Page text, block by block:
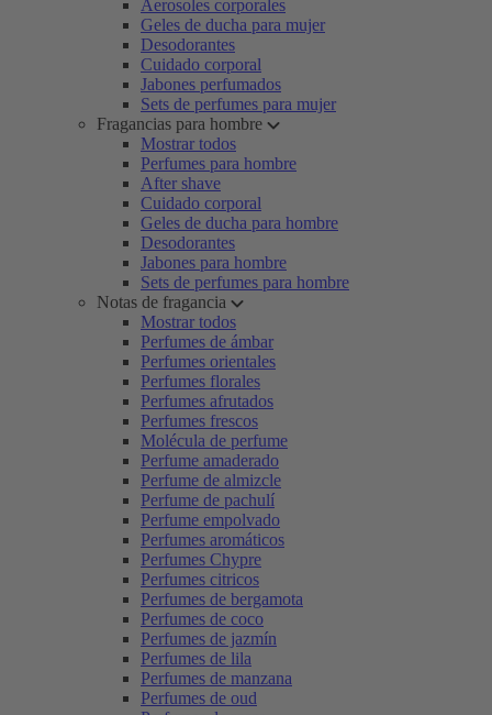
Aerosoles corporales
Geles de ducha para mujer
Desodorantes
Cuidado corporal
Jabones perfumados
Sets de perfumes para mujer
Fragancias para hombre
Mostrar todos
Perfumes para hombre
After shave
Cuidado corporal
Geles de ducha para hombre
Desodorantes
Jabones para hombre
Sets de perfumes para hombre
Notas de fragancia
Mostrar todos
Perfumes de ámbar
Perfumes orientales
Perfumes florales
Perfumes afrutados
Perfumes frescos
Molécula de perfume
Perfume amaderado
Perfume de almizcle
Perfume de pachulí
Perfume empolvado
Perfumes aromáticos
Perfumes Chypre
Perfumes citricos
Perfumes de bergamota
Perfumes de coco
Perfumes de jazmín
Perfumes de lila
Perfumes de manzana
Perfumes de oud